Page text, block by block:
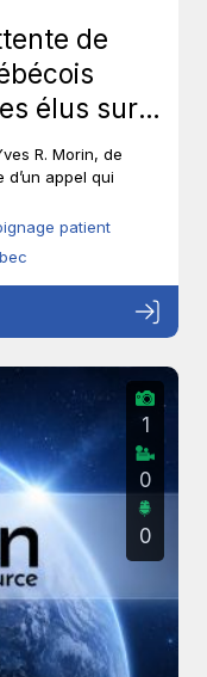
de
élus sur
R. Morin, de
appel qui
patient
1
0
0